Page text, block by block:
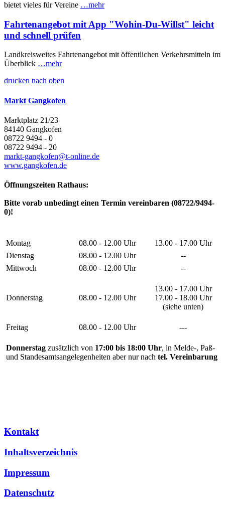
bietet vieles für Vereine …mehr
Fahrtenangebot mit App "Wohin-Du-Willst" leicht
und schnell prüfen
Landkreisweites Fahrtenangebot mit öffentlichen Verkehrsmitteln im
Überblick …mehr
drucken nach oben
Markt Gangkofen
Marktplatz 21/23
84140 Gangkofen
08722 9494 - 0
08722 9494 - 20
markt-gangkofen@t-online.de
www.gangkofen.de
Öffnungszeiten Rathaus:
Bitte vorab unbedingt einen Termin vereinbaren (08722/9494-
0)!
Montag 08.00 - 12.00 Uhr
13.00 - 17.00 Uhr
Dienstag
08.00 - 12.00 Uhr
--
Mittwoch
08.00 - 12.00 Uhr --
Donnerstag 08.00 - 12.00 Uhr
13.00 - 17.00 Uhr
17.00 - 18.00 Uhr
(siehe unten)
Freitag 08.00 - 12.00 Uhr ---
Donnerstag zusätzlich von 17:00 bis 18:00 Uhr, in Melde-, Paß-
und Standesamtsangelegenheiten aber nur nach tel. Vereinbarung
Kontakt
Inhaltsverzeichnis
Impressum
Datenschutz